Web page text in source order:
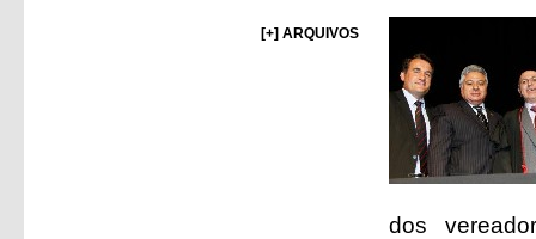
[+] ARQUIVOS
dos